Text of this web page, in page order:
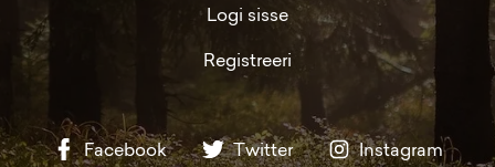
Logi sisse
Registreeri
Facebook Twitter Instagram